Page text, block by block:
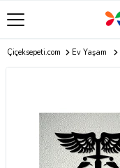
Çiçeksepeti.com Ev Yaşam